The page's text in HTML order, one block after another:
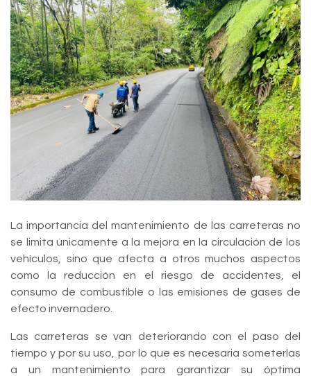
La importancia del mantenimiento de las carreteras no
se limita únicamente a la mejora en la circulación de los
vehículos, sino que afecta a otros muchos aspectos
como la reducción en el riesgo de accidentes, el
consumo de combustible o las emisiones de gases de
efecto invernadero.
Las carreteras se van deteriorando con el paso del
tiempo y por su uso, por lo que es necesaria someterlas
a un mantenimiento para garantizar su óptima